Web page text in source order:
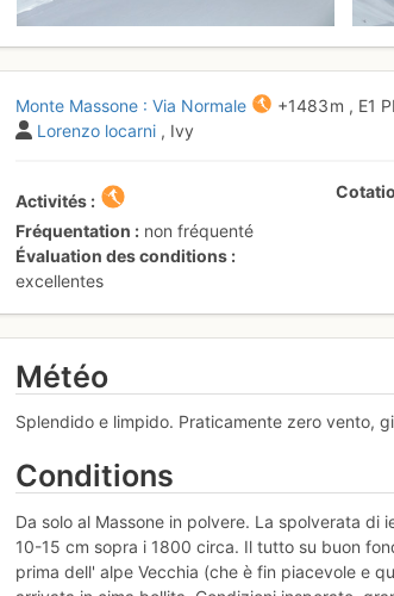
Monte Massone : Via Normale +1483 m , E1
Lorenzo locarni , Ivy
Activités
Fréquentation
non fréquenté
Évaluation des conditions
excellentes
Météo
Splendido e limpido. Praticamente zero vento,
Conditions
Da solo al Massone in polvere. La spolverata di
10-15 cm sopra i 1800 circa. Il tutto su buon
prima dell' alpe Vecchia (che è fin piacevole e